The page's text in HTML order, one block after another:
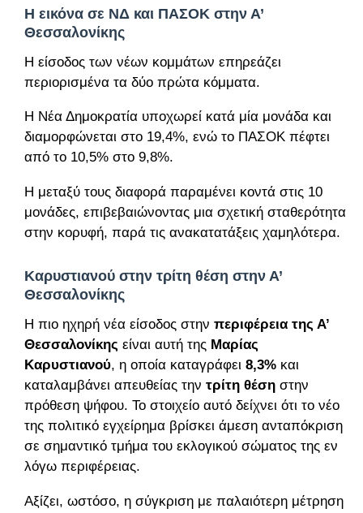
Η εικόνα σε ΝΔ και ΠΑΣΟΚ στην Α’
Θεσσαλονίκης
Η είσοδος των νέων κομμάτων επηρεάζει
περιορισμένα τα δύο πρώτα κόμματα.
Η Νέα Δημοκρατία υποχωρεί κατά μία μονάδα και
διαμορφώνεται στο 19,4%, ενώ το ΠΑΣΟΚ πέφτει
από το 10,5% στο 9,8%.
Η μεταξύ τους διαφορά παραμένει κοντά στις 10
μονάδες, επιβεβαιώνοντας μια σχετική σταθερότητα
στην κορυφή, παρά τις ανακατατάξεις χαμηλότερα.
Καρυστιανού στην τρίτη θέση στην Α’
Θεσσαλονίκης
Η πιο ηχηρή νέα είσοδος στην περιφέρεια της Α’
Θεσσαλονίκης είναι αυτή της Μαρίας
Καρυστιανού, η οποία καταγράφει 8,3% και
καταλαμβάνει απευθείας την τρίτη θέση στην
πρόθεση ψήφου. Το στοιχείο αυτό δείχνει ότι το νέο
της πολιτικό εγχείρημα βρίσκει άμεση ανταπόκριση
σε σημαντικό τμήμα του εκλογικού σώματος της εν
λόγω περιφέρειας.
Αξίζει, ωστόσο, η σύγκριση με παλαιότερη μέτρηση